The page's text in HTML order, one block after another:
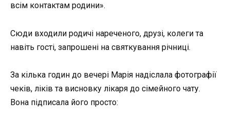
всім контактам родини».
Сюди входили родичі нареченого, друзі, колеги та
навіть гості, запрошені на святкування річниці.
За кілька годин до вечері Марія надіслала фотографії
чеків, ліків та висновку лікаря до сімейного чату.
Вона підписала його просто: